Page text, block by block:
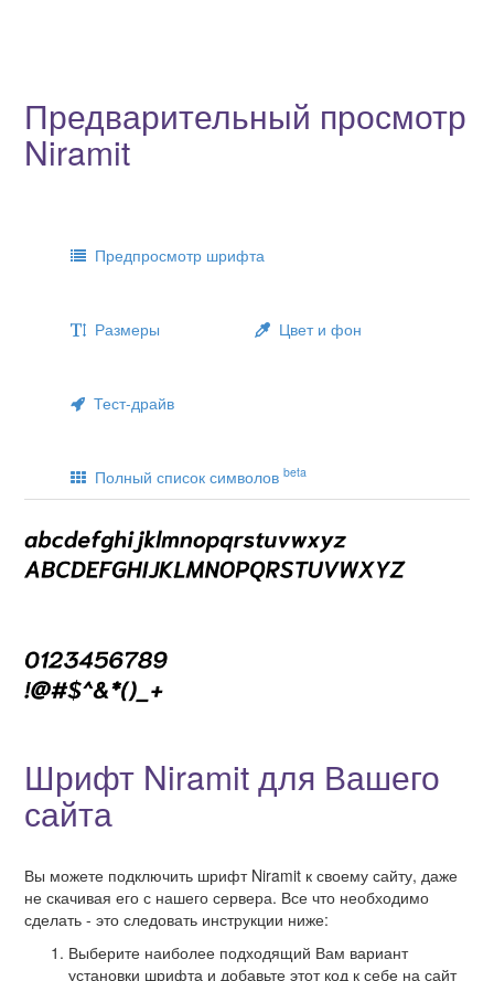
Предварительный просмотр
Niramit
Предпросмотр шрифта
Размеры Цвет и фон
Тест-драйв
Полный список символов beta
Шрифт Niramit для Вашего
сайта
Вы можете подключить шрифт Niramit к своему сайту, даже
не скачивая его с нашего сервера. Все что необходимо
сделать - это следовать инструкции ниже:
Выберите наиболее подходящий Вам вариант
установки шрифта и добавьте этот код к себе на сайт